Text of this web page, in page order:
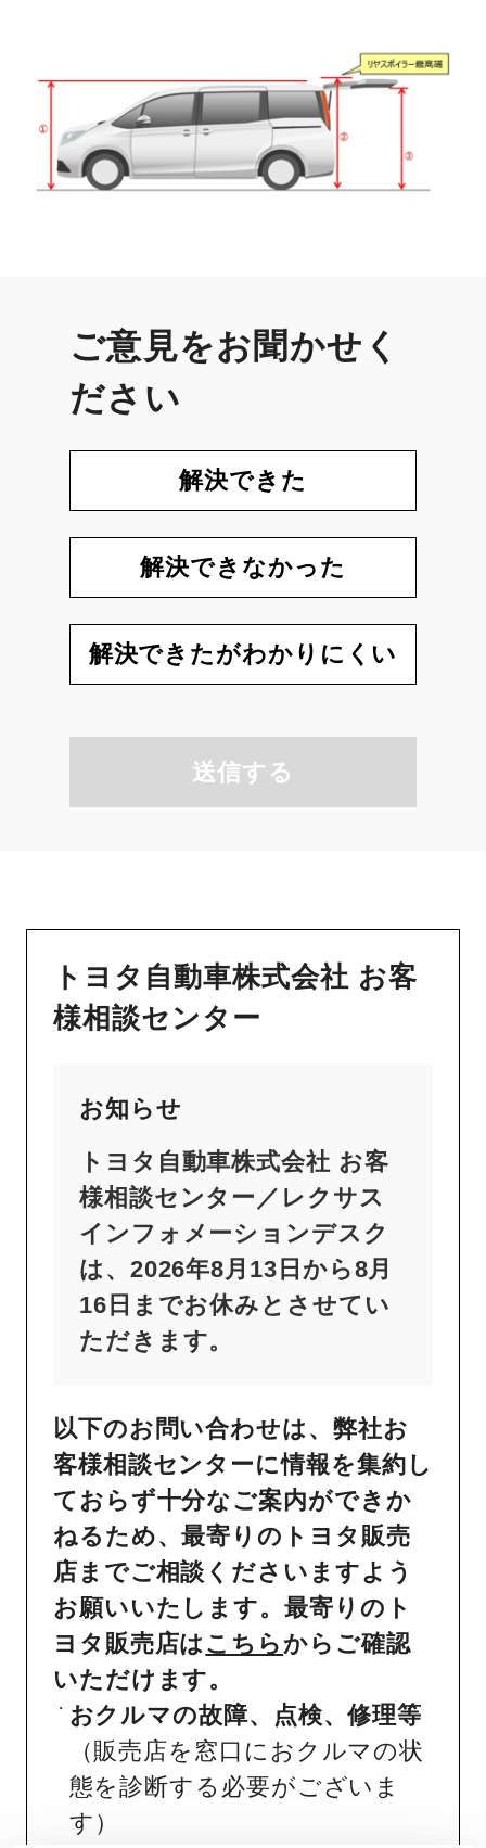
ご意見をお聞かせく
ださい
解決できた
解決できなかった
解決できたがわかりにくい
送信する
トヨタ自動車株式会社 お客
様相談センター
お知らせ
トヨタ自動車株式会社 お客
様相談センター／レクサス
インフォメーションデスク
は、2026年8月13日から8月
16日までお休みとさせてい
ただきます。
以下のお問い合わせは、弊社お
客様相談センターに情報を集約し
ておらず十分なご案内ができか
ねるため、最寄りのトヨタ販売
店までご相談くださいますよう
お願いいたします。最寄りのト
ヨタ販売店は こちら からご確認
いただけます。
おクルマの故障、点検、修理等
（販売店を窓口におクルマの状
態を診断する必要がございま
す）